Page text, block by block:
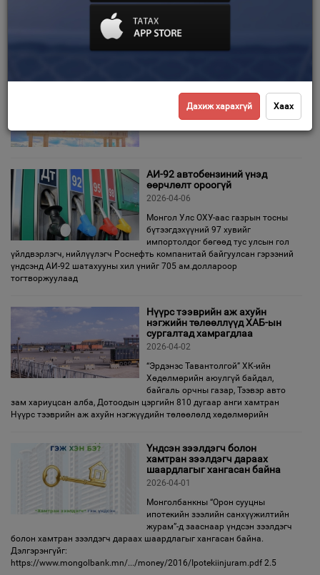
Улсын бүртгэлийг мэдүүлгийг
банкны салбарт бөглөнө Улсын бүртгэлийн нэгжид очиж бүртгэл
52.9 тэрбум төгрөгийг орон
нутгийн төсөвт төвлөрүүлжээ
2026-04-14
АИ-92 автобензиний үнэд
өөрчлөлт ороогүй
2026-04-06
Монгол Улс ОХУ-аас газрын тосны
бүтээгдэхүүний 97 хувийг
импортолдог бөгөөд тус улсын гол
үйлдвэрлэгч, нийлүүлэгч Роснефть компанитай байгуулсан гэрээний
үндсэнд АИ-92 шатахууны хил үнийг 705 ам.доллароор
тогтворжуулаад
Нүүрс тээврийн аж ахуйн
нэгжийн төлөөллүүд ХАБ-ын
сургалтад хамрагдлаа
2026-04-02
“Эрдэнэс Тавантолгой” ХК-ийн
Хөдөлмөрийн аюулгүй байдал,
байгаль орчны газар, Тээвэр авто
зам хариуцсан алба, Дотоодын цэргийн 810 дугаар анги хамтран
Нүүрс тээврийн аж ахуйн нэгжүүдийн төлөөлөлд хөдөлмөрийн
Үндсэн зээлдэгч болон
хамтран зээлдэгч дараах
шаардлагыг хангасан байна
2026-04-01
Монголбанкны “Орон сууцны
ипотекийн зээлийн санхүүжилтийн
журам”-д зааснаар үндсэн зээлдэгч
болон хамтран зээлдэгч дараах шаардлагыг хангасан байна.
Дэлгэрэнгүйг:
https://www.mongolbank.mn/.../money/2016/Ipotekiinjuram.pdf 2.5
Дахиж харахгүй Хаах